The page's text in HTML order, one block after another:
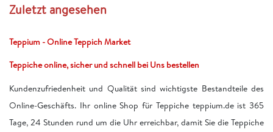
Zuletzt angesehen
Teppium - Online Teppich Market
Teppiche online, sicher und schnell bei Uns bestellen
Kundenzufriedenheit und Qualität sind wichtigste Bestandteile des
Online-Geschäfts. Ihr online Shop für Teppiche teppium.de ist 365
Tage, 24 Stunden rund um die Uhr erreichbar, damit Sie die Teppiche